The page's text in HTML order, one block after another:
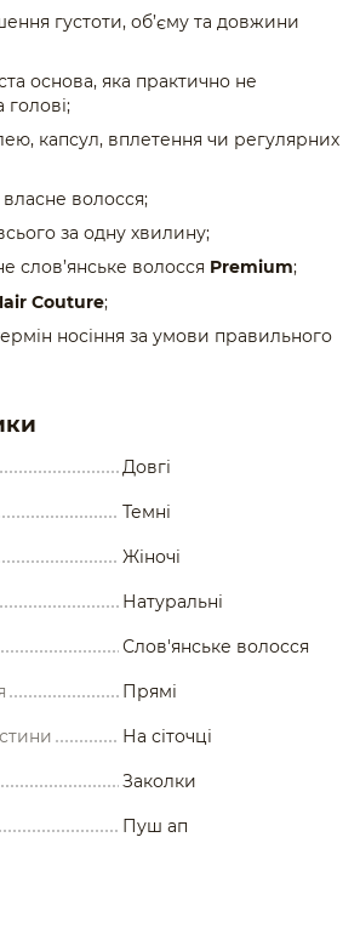
густоти, об’єму та довжини
основа, яка практично не
голові;
капсул, вплетення чи регулярних
волосся;
за одну хвилину;
слов’янське волосся Premium;
Couture;
носіння за умови правильного
Довгі
Темні
Жіночi
Натуральні
Слов'янське волосся
Прямі
На сіточці
Заколки
Пуш ап